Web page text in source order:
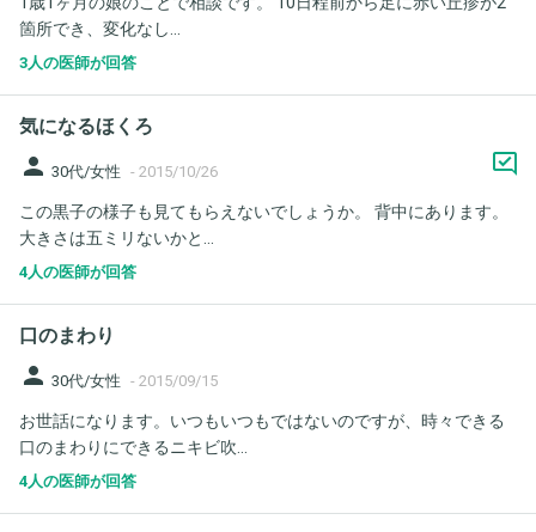
箇所でき、変化なし...
3人の医師が回答
気になるほくろ
person 30代/女性 - 2015/10/26
この黒子の様子も見てもらえないでしょうか。 背中にあります。
大きさは五ミリないかと...
4人の医師が回答
口のまわり
person 30代/女性 - 2015/09/15
お世話になります。いつもいつもではないのですが、時々できる
口のまわりにできるニキビ吹...
4人の医師が回答